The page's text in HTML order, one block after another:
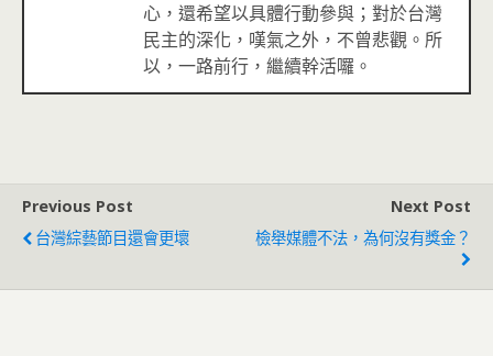
心，還希望以具體行動參與；對於台灣
民主的深化，嘆氣之外，不曾悲觀。所
以，一路前行，繼續幹活囉。
Previous Post
台灣綜藝節目還會更壞
Next Post
檢舉媒體不法，為何沒有獎金？